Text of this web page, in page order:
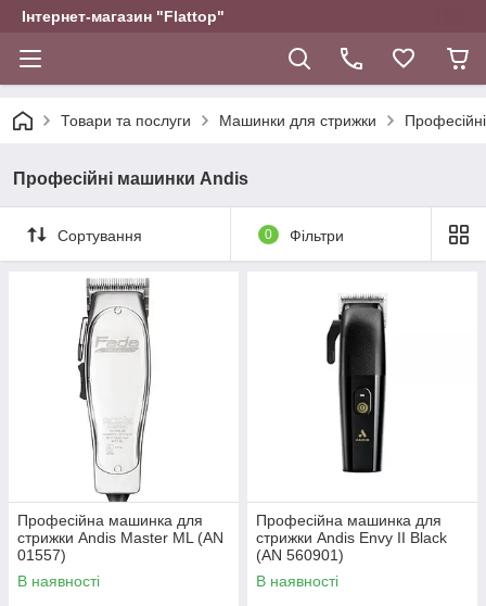
Інтернет-магазин "Flattop"
Товари та послуги Машинки для стрижки
Професійні машинки Andis
Сортування 0 Фільтри
Професійна машинка для
стрижки Andis Master ML (AN
01557)
В наявності
Професійна машинка для
стрижки Andis Envy II Black
(AN 560901)
В наявності